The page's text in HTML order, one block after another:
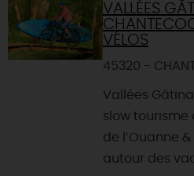
VALLÉES
VÉLOS
45320 -
Vallées
slow tourisme
de l’Ouanne
autour des